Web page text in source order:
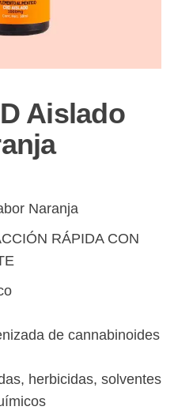
Aislado
Naranja
RÁPIDA CON
de cannabinoides
herbicidas, solventes